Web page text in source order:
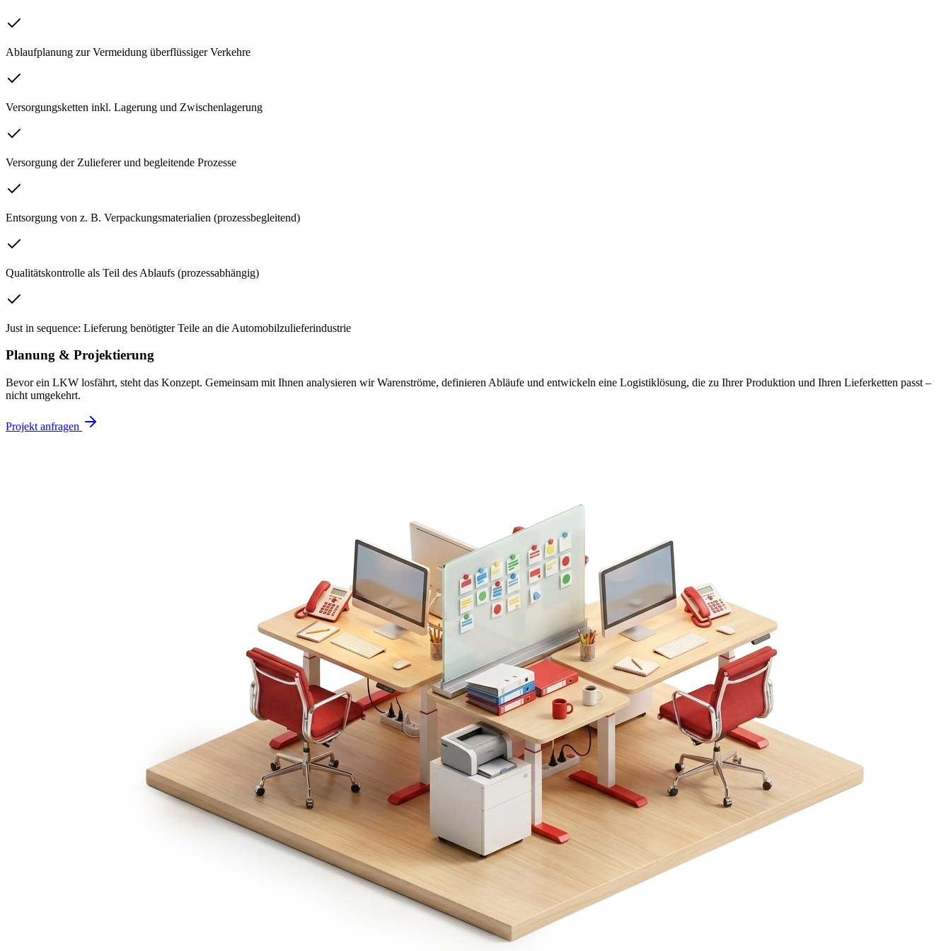
Ablaufplanung zur Vermeidung überflüssiger Verkehre
Versorgungsketten inkl. Lagerung und Zwischenlagerung
Versorgung der Zulieferer und begleitende Prozesse
Entsorgung von z. B. Verpackungsmaterialien (prozessbegleitend)
Qualitätskontrolle als Teil des Ablaufs (prozessabhängig)
Just in sequence: Lieferung benötigter Teile an die Automobilzulieferindustrie
Planung & Projektierung
Bevor ein LKW losfährt, steht das Konzept. Gemeinsam mit Ihnen analysieren wir Warenströme, definieren Abläufe und entwickeln eine Logistiklösung, die zu Ihrer Produktion und Ihren Lieferketten passt –
nicht umgekehrt.
Projekt anfragen